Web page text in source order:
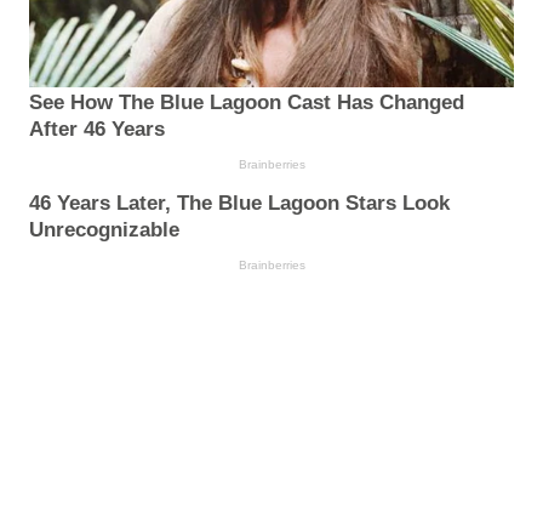
See How The Blue Lagoon Cast Has Changed
After 46 Years
Brainberries
46 Years Later, The Blue Lagoon Stars Look
Unrecognizable
Brainberries